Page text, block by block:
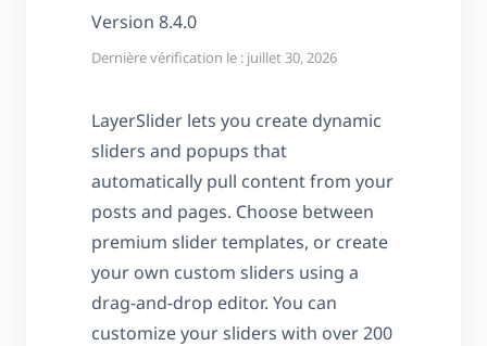
Version 8.4.0
Dernière vérification le : juillet 30, 2026
LayerSlider lets you create dynamic
sliders and popups that
automatically pull content from your
posts and pages. Choose between
premium slider templates, or create
your own custom sliders using a
drag-and-drop editor. You can
customize your sliders with over 200